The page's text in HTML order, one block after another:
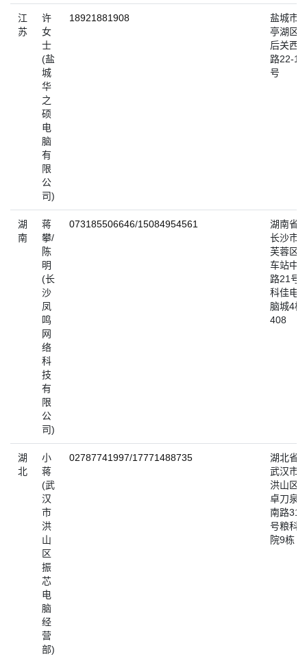
江
苏
许
女
士
(盐
城
华
之
硕
电
脑
有
限
公
司)
18921881908
盐城市
亭湖区
后关西
路22-18
号
湖
南
蒋
攀/
陈
明
(长
沙
凤
鸣
网
络
科
技
有
限
公
司)
073185506646/15084954561
湖南省
长沙市
芙蓉区
车站中
路21号
科佳电
脑城4楼
408
湖
北
小
蒋
(武
汉
市
洪
山
区
振
芯
电
脑
经
营
部)
02787741997/17771488735
湖北省
武汉市
洪山区
卓刀泉
南路31
号粮科
院9栋